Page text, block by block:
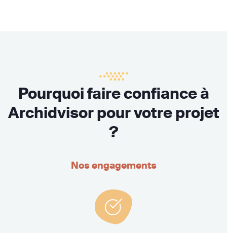
Pourquoi faire confiance à
Archidvisor pour votre projet
?
Nos engagements